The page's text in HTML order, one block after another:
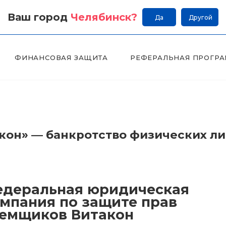
Ваш город Челябинск? Да Другой
ФИНАНСОВАЯ ЗАЩИТА РЕФЕРАЛЬНАЯ
— банкротство физических
юридическая
по защите прав
Витакон